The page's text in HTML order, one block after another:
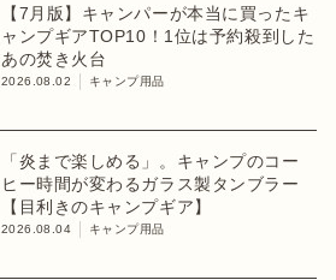
【7月版】キャンパーが本当に買ったキ
ャンプギアTOP10！1位は予約殺到した
あの焚き火台
2026.08.02 キャンプ用品
「炎まで楽しめる」。キャンプのコー
ヒー時間が変わるガラス製タンブラー
【目利きのキャンプギア】
2026.08.04 キャンプ用品